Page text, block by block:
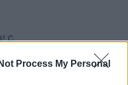
Process My Personal
C